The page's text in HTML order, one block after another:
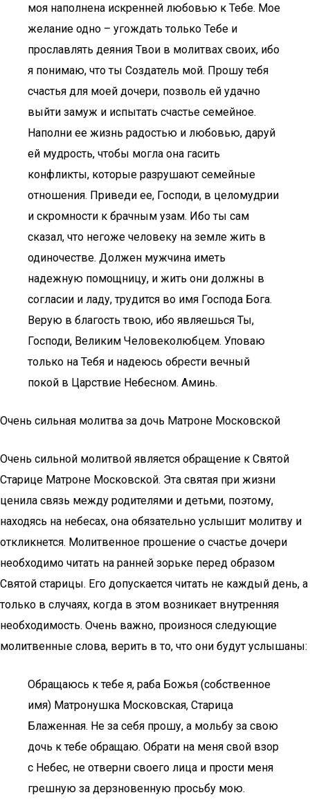
моя наполнена искренней любовью к Тебе. Мое
желание одно – угождать только Тебе и
прославлять деяния Твои в молитвах своих, ибо
я понимаю, что ты Создатель мой. Прошу тебя
счастья для моей дочери, позволь ей удачно
выйти замуж и испытать счастье семейное.
Наполни ее жизнь радостью и любовью, даруй
ей мудрость, чтобы могла она гасить
конфликты, которые разрушают семейные
отношения. Приведи ее, Господи, в целомудрии
и скромности к брачным узам. Ибо ты сам
сказал, что негоже человеку на земле жить в
одиночестве. Должен мужчина иметь
надежную помощницу, и жить они должны в
согласии и ладу, трудится во имя Господа Бога.
Верую в благость твою, ибо являешься Ты,
Господи, Великим Человеколюбцем. Уповаю
только на Тебя и надеюсь обрести вечный
покой в Царствие Небесном. Аминь.
Очень сильная молитва за дочь Матроне Московской
Очень сильной молитвой является обращение к Святой
Старице Матроне Московской. Эта святая при жизни
ценила связь между родителями и детьми, поэтому,
находясь на небесах, она обязательно услышит молитву и
откликнется. Молитвенное прошение о счастье дочери
необходимо читать на ранней зорьке перед образом
Святой старицы. Его допускается читать не каждый день, а
только в случаях, когда в этом возникает внутренняя
необходимость. Очень важно, произнося следующие
молитвенные слова, верить в то, что они будут услышаны:
Обращаюсь к тебе я, раба Божья (собственное
имя) Матронушка Московская, Старица
Блаженная. Не за себя прошу, а мольбу за свою
дочь к тебе обращаю. Обрати на меня свой взор
с Небес, не отверни своего лица и прости меня
грешную за дерзновенную просьбу мою.